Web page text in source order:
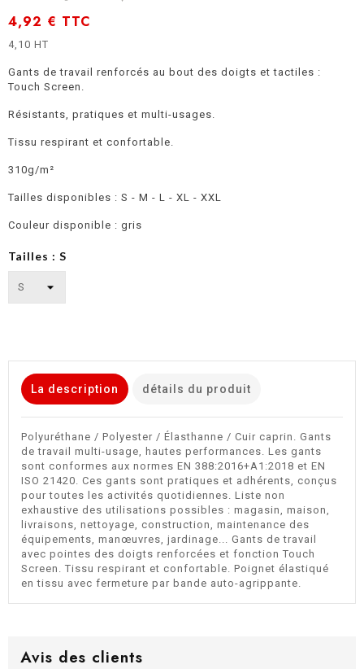
4,92 € TTC
4,10 HT
Gants de travail renforcés au bout des doigts et tactiles :
Touch Screen.
Résistants, pratiques et multi-usages.
Tissu respirant et confortable.
310g/m²
Tailles disponibles : S - M - L - XL - XXL
Couleur disponible : gris
Tailles : S
La description détails du produit
Polyuréthane / Polyester / Élasthanne / Cuir caprin. Gants
de travail multi-usage, hautes performances. Les gants
sont conformes aux normes EN 388:2016+A1:2018 et EN
ISO 21420. Ces gants sont pratiques et adhérents, conçus
pour toutes les activités quotidiennes. Liste non
exhaustive des utilisations possibles : magasin, maison,
livraisons, nettoyage, construction, maintenance des
équipements, manœuvres, jardinage... Gants de travail
avec pointes des doigts renforcées et fonction Touch
Screen. Tissu respirant et confortable. Poignet élastiqué
en tissu avec fermeture par bande auto-agrippante.
Avis des clients